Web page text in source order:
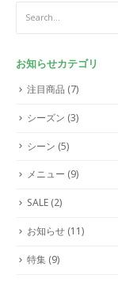
お知らせカテゴリ
注目商品 (7)
シーズン (3)
シーン (5)
メニュー (9)
SALE (2)
お知らせ (11)
特集 (9)